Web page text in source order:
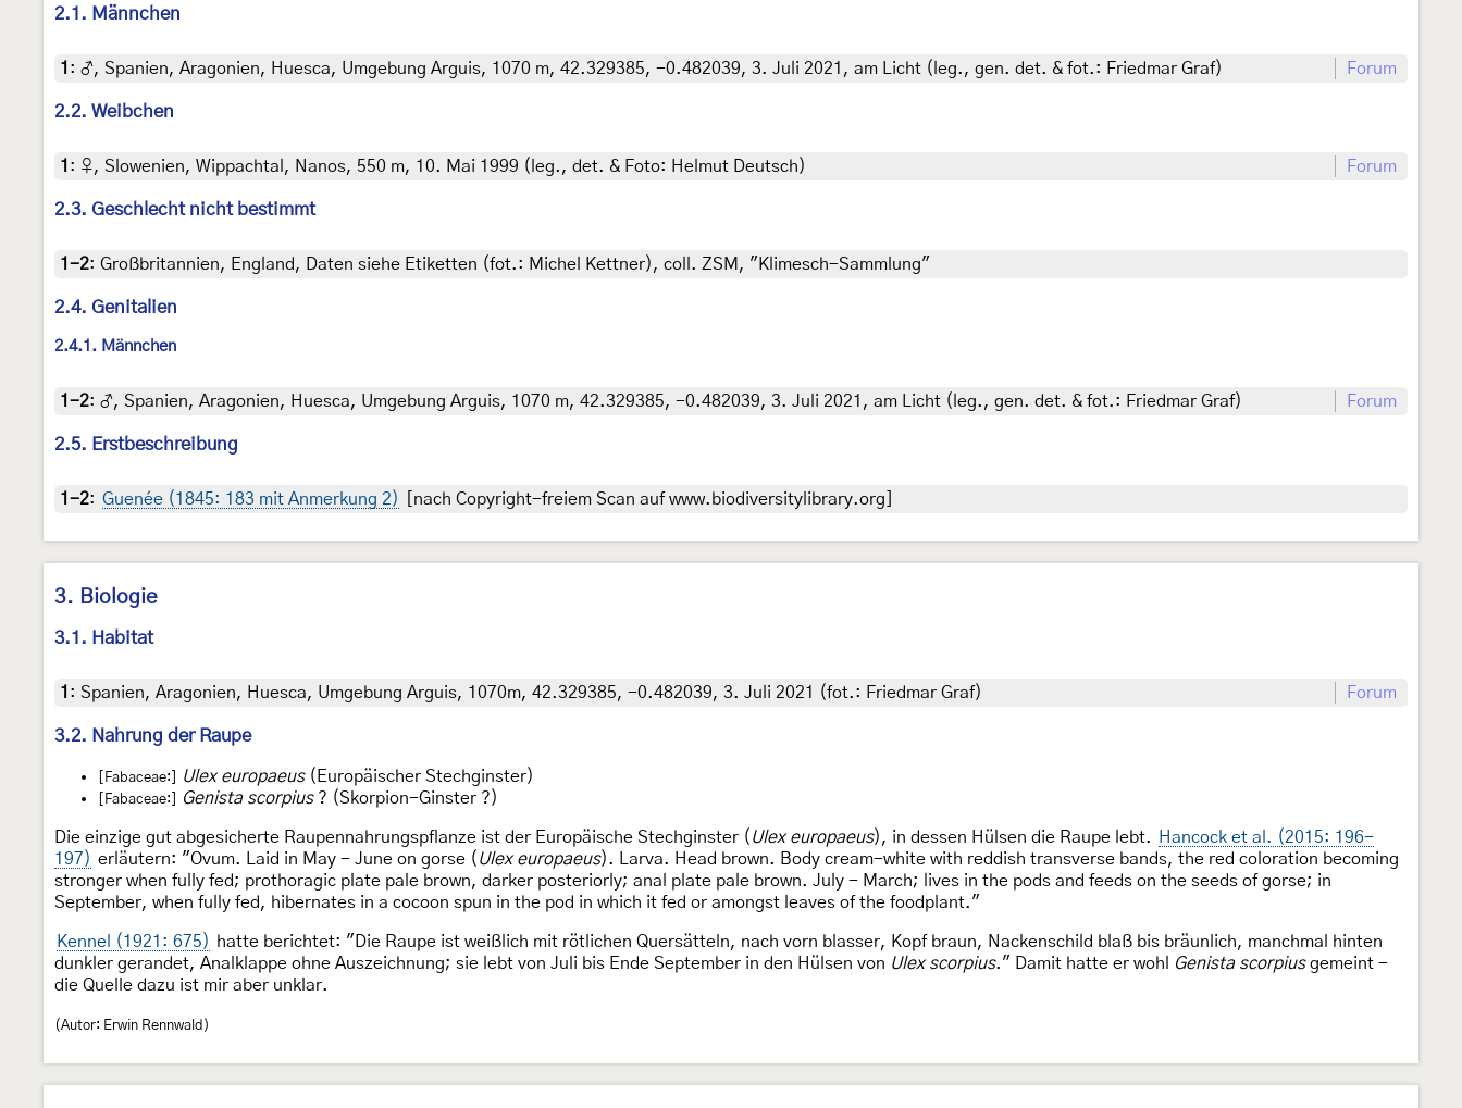
2.1. Männchen
1 : ♂, Spanien, Aragonien, Huesca, Umgebung Arguis, 1070 m, 42.329385, -0.482039, 3. Juli 2021, am Licht (leg., gen. det. & fot.: Friedmar Graf) Forum
2.2. Weibchen
1 : ♀, Slowenien, Wippachtal, Nanos, 550 m, 10. Mai 1999 (leg., det. & Foto: Helmut Deutsch) Forum
2.3. Geschlecht nicht bestimmt
1-2: Großbritannien, England, Daten siehe Etiketten (fot.: Michel Kettner), coll. ZSM, "Klimesch-Sammlung"
2.4. Genitalien
2.4.1. Männchen
1-2: ♂, Spanien, Aragonien, Huesca, Umgebung Arguis, 1070 m, 42.329385, -0.482039, 3. Juli 2021, am Licht (leg., gen. det. & fot.: Friedmar Graf) Forum
2.5. Erstbeschreibung
1-2: Guenée (1845: 183 mit Anmerkung 2) [nach Copyright-freiem Scan auf www.biodiversitylibrary.org]
3. Biologie
3.1. Habitat
1 : Spanien, Aragonien, Huesca, Umgebung Arguis, 1070m, 42.329385, -0.482039, 3. Juli 2021 (fot.: Friedmar Graf) Forum
3.2. Nahrung der Raupe
[Fabaceae:] Ulex europaeus(Europäischer Stechginster)
[Fabaceae:] Genista scorpius? (Skorpion-Ginster ?)
Die einzige gut abgesicherte Raupennahrungspflanze ist der Europäische Stechginster ( Ulex europaeus), in dessen Hülsen die Raupe lebt.
Hancock et al. (2015: 196-
197) erläutern: "Ovum. Laid in May - June on gorse ( Ulex europaeus). Larva. Head brown. Body cream-white with reddish transverse bands, the red coloration becoming
stronger when fully fed; prothoragic plate pale brown, darker posteriorly; anal plate pale brown. July - March; lives in the pods and feeds on the seeds of gorse; in
September, when fully fed, hibernates in a cocoon spun in the pod in which it fed or amongst leaves of the foodplant."
Kennel (1921: 675)
hatte berichtet: "Die Raupe ist weißlich mit rötlichen Quersätteln, nach vorn blasser, Kopf braun, Nackenschild blaß bis bräunlich, manchmal hinten
dunkler gerandet, Analklappe ohne Auszeichnung; sie lebt von Juli bis Ende September in den Hülsen von Ulex scorpius." Damit hatte er wohl Genista scorpiusgemeint -
die Quelle dazu ist mir aber unklar.
(Autor: Erwin Rennwald)